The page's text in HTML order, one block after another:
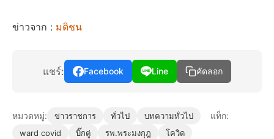
ข่าวจาก : มติชน
แชร์: Facebook Line คัดลอก
หมวดหมู่: ข่าวราชการ ทั่วไป บทความทั่วไป แท็ก:
ward covid บิ๊กตู่ รพ.พระมงกุฎ โควิด